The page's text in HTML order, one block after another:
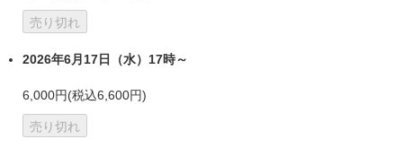
売り切れ
2026年6月17日（水）17時～
6,000円(税込6,600円)
売り切れ